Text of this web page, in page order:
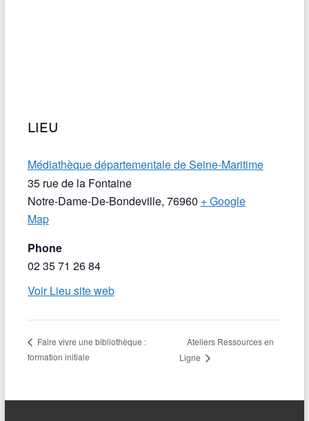
LIEU
Médiathèque départementale de Seine-Maritime
35 rue de la Fontaine
Notre-Dame-De-Bondeville, 76960 + Google
Map
Phone
02 35 71 26 84
Voir Lieu site web
Faire vivre une bibliothèque :
formation initiale
Ateliers Ressources en
Ligne